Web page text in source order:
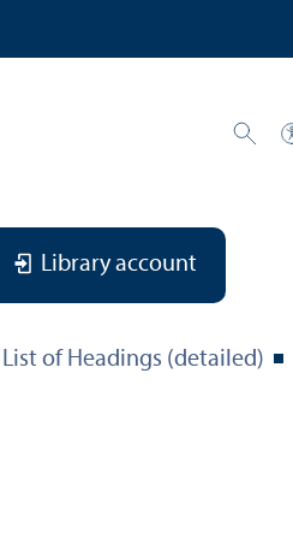
Library account
List of Headings (detailed)